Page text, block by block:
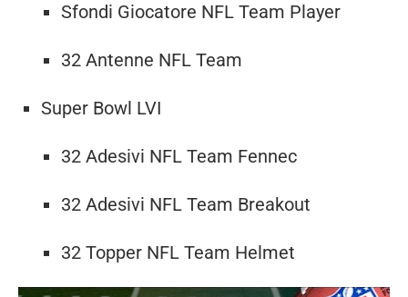
Sfondi Giocatore NFL Team Player
32 Antenne NFL Team
Super Bowl LVI
32 Adesivi NFL Team Fennec
32 Adesivi NFL Team Breakout
32 Topper NFL Team Helmet